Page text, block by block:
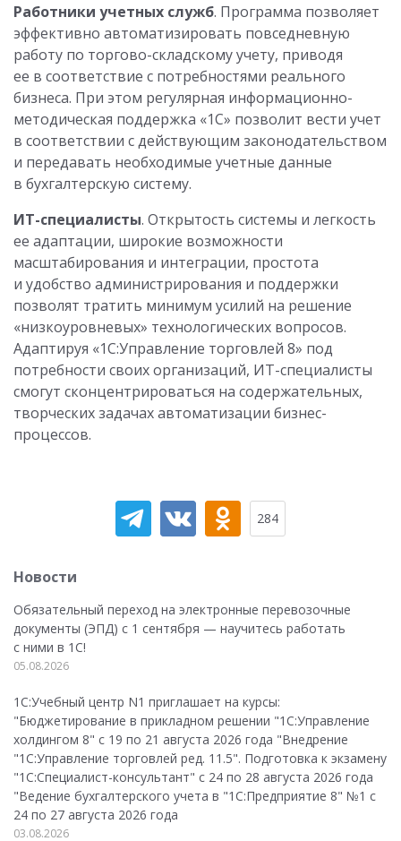
Работники учетных служб. Программа позволяет
эффективно автоматизировать повседневную
работу по торгово-складскому учету, приводя
ее в соответствие с потребностями реального
бизнеса. При этом регулярная информационно-
методическая поддержка «1С» позволит вести учет
в соответствии с действующим законодательством
и передавать необходимые учетные данные
в бухгалтерскую систему.
ИТ-специалисты. Открытость системы и легкость
ее адаптации, широкие возможности
масштабирования и интеграции, простота
и удобство администрирования и поддержки
позволят тратить минимум усилий на решение
«низкоуровневых» технологических вопросов.
Адаптируя «1С:Управление торговлей 8» под
потребности своих организаций, ИТ-специалисты
смогут сконцентрироваться на содержательных,
творческих задачах автоматизации бизнес-
процессов.
284
Новости
Обязательный переход на электронные перевозочные
документы (ЭПД) с 1 сентября — научитесь работать
с ними в 1С!
05.08.2026
1С:Учебный центр N1 приглашает на курсы:
"Бюджетирование в прикладном решении "1С:Управление
холдингом 8" с 19 по 21 августа 2026 года "Внедрение
"1С:Управление торговлей ред. 11.5". Подготовка к экзамену
"1С:Специалист-консультант" с 24 по 28 августа 2026 года
"Ведение бухгалтерского учета в "1С:Предприятие 8" №1 с
24 по 27 августа 2026 года
03.08.2026